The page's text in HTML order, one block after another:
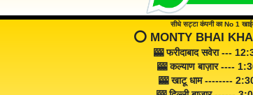
सीधे सट्टा कंपनी का No 1
⭕️ MONTY BHAI
🎰 फरीदाबाद सवेरा ---
🎰 कल्याण बाज़ार ----
🎰 खाटू धाम --------